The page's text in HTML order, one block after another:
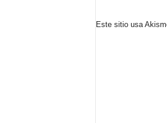
Este sitio usa